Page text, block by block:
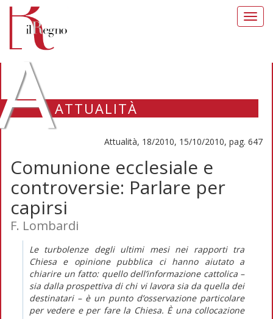
ATTUALITÀ
Attualità, 18/2010, 15/10/2010, pag. 647
Comunione ecclesiale e
controversie: Parlare per
capirsi
F. Lombardi
Le turbolenze degli ultimi mesi nei rapporti tra
Chiesa e opinione pubblica ci hanno aiutato a
chiarire un fatto: quello dell’informazione cattolica –
sia dalla prospettiva di chi vi lavora sia da quella dei
destinatari – è un punto d’osservazione particolare
per vedere e per fare la Chiesa. È una collocazione